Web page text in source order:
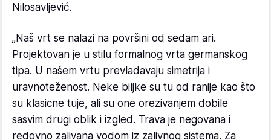
Nilosavljević.
„Naš vrt se nalazi na površini od sedam ari.
Projektovan je u stilu formalnog vrta germanskog
tipa. U našem vrtu prevladavaju simetrija i
uravnoteženost. Neke biljke su tu od ranije kao što
su klasicne tuje, ali su one orezivanjem dobile
sasvim drugi oblik i izgled. Trava je negovana i
redovno zalivana vodom iz zalivnog sistema. Za